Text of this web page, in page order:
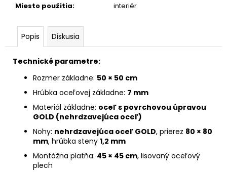
Miesto použitia: interiér
Popis Diskusia
Technické parametre:
Rozmer základne: 50 × 50 cm
Hrúbka oceľovej základne: 7 mm
Materiál základne: oceľ s povrchovou úpravou
GOLD (nehrdzavejúca oceľ)
Nohy: nehrdzavejúca oceľ GOLD, prierez 80 × 80
mm, hrúbka steny 1,2 mm
Montážna platňa: 45 × 45 cm, lisovaný oceľový
plech